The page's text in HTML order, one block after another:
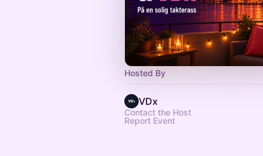
Hosted By
VDx
Contact the Host
Report Event